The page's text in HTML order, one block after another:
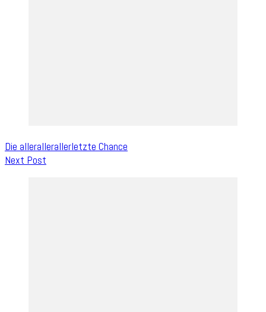
Die allerallerallerletzte Chance
Next Post